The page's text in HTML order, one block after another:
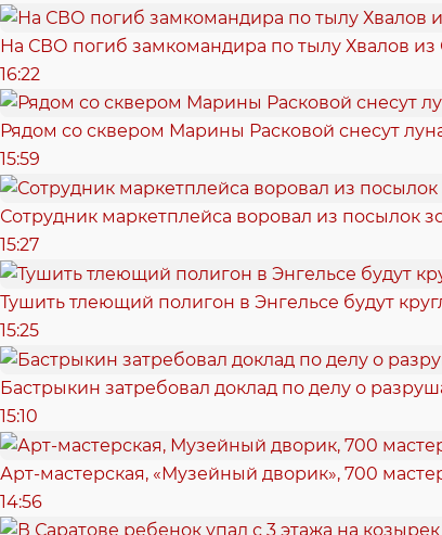
На СВО погиб замкомандира по тылу Хвалов из
16:22
Рядом со сквером Марины Расковой снесут
15:59
Сотрудник маркетплейса воровал из посылок
15:27
Тушить тлеющий полигон в Энгельсе будут
15:25
Бастрыкин затребовал доклад по делу о
15:10
Арт-мастерская, «Музейный дворик», 700
14:56